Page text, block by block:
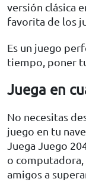
versión clásica
favorita de los
Es un juego
tiempo, poner
Juega en
No necesitas
juego en tu
Juega Juego
o
amigos a